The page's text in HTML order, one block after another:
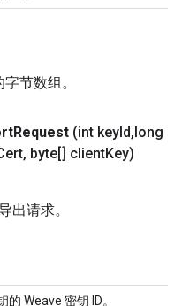
节数组。
Request (int keyId,long
, byte[] clientKey)
出请求。
的 Weave 密钥 ID。